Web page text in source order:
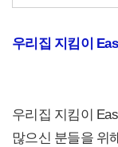
우리집 지킴이
우리집 지킴이
많으신 분들을 위